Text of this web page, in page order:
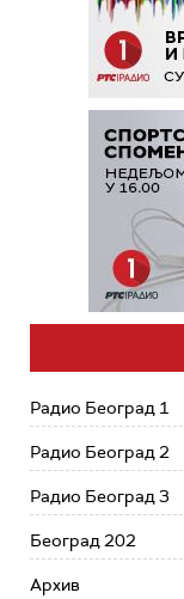
Радио Београд 1
Радио Београд 2
Радио Београд 3
Београд 202
Архив